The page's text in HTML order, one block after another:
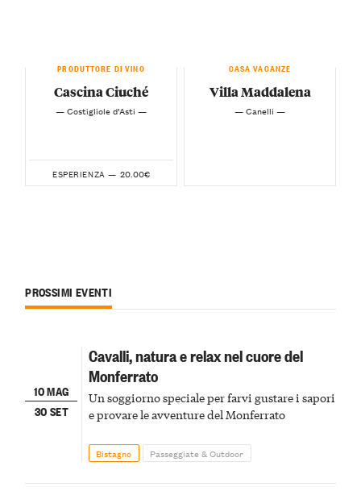
PRODUTTORE DI VINO
Cascina Ciuché
— Costigliole d’Asti —
ESPERIENZA — 20.00€
CASA VACANZE
Villa Maddalena
— Canelli —
PROSSIMI EVENTI
10 MAG
30 SET
Cavalli, natura e relax nel cuore del
Monferrato
Un soggiorno speciale per farvi gustare i sapori
e provare le avventure del Monferrato
Bistagno Passeggiate & Outdoor